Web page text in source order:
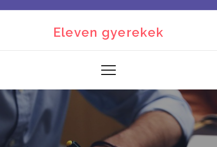
Eleven gyerekek